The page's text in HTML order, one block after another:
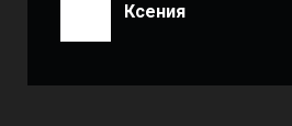
Ксения